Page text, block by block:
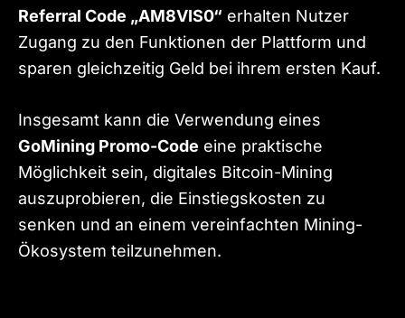
Referral Code „AM8VIS0“ erhalten Nutzer
Zugang zu den Funktionen der Plattform und
sparen gleichzeitig Geld bei ihrem ersten Kauf.
Insgesamt kann die Verwendung eines
GoMining Promo-Code eine praktische
Möglichkeit sein, digitales Bitcoin-Mining
auszuprobieren, die Einstiegskosten zu
senken und an einem vereinfachten Mining-
Ökosystem teilzunehmen.